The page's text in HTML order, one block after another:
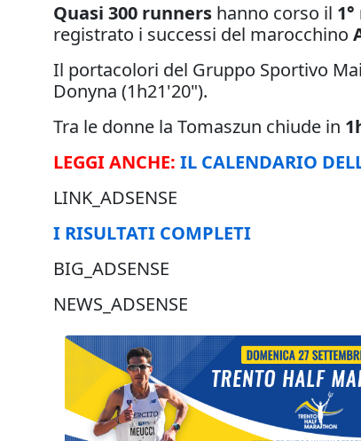
Quasi 300 runners hanno corso il
registrato i successi del marocchino
Il portacolori del Gruppo Sportivo
Donyna (1h21'20").
Tra le donne la Tomaszun chiude in
LEGGI ANCHE: IL CALENDARIO
LINK_ADSENSE
I RISULTATI COMPLETI
BIG_ADSENSE
NEWS_ADSENSE